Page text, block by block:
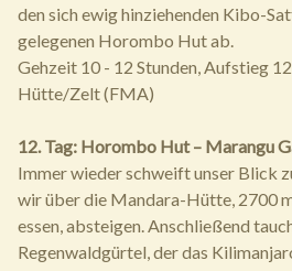
den sich ewig hinziehenden Kibo-
gelegenen Horombo Hut ab.
Gehzeit 10 - 12 Stunden, Aufstieg
Hütte/Zelt (FMA)
12. Tag: Horombo Hut – Marangu
Immer wieder schweift unser Blick
wir über die Mandara-Hütte, 2700
essen, absteigen. Anschließend
Regenwaldgürtel, der das